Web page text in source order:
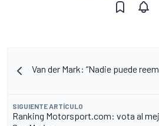
Van der Mark: “Nadie puede
SIGUIENTE ARTÍCULO
Ranking Motorsport.com: vota al